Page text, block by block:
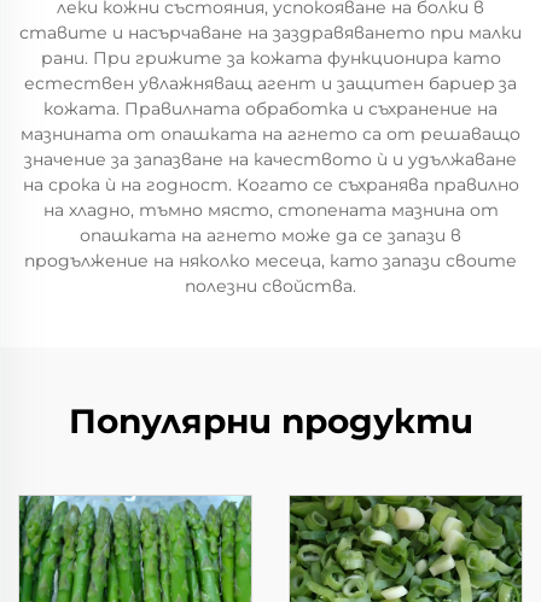
леки кожни състояния, успокояване на болки в
ставите и насърчаване на заздравяването при малки
рани. При грижите за кожата функционира като
естествен увлажняващ агент и защитен бариеp за
кожата. Правилната обработка и съхранение на
мазнината от опашката на агнето са от решаващо
значение за запазване на качеството ѝ и удължаване
на срока ѝ на годност. Когато се съхранява правилно
на хладно, тъмно място, стопената мазнина от
опашката на агнето може да се запази в
продължение на няколко месеца, като запази своите
полезни свойства.
Популярни продукти